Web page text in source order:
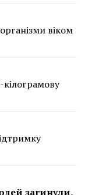
віком
загинули,